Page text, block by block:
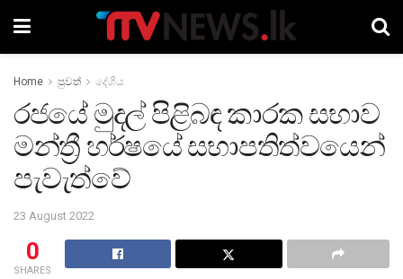
Home පුවත් දේශීය
රජයේ මුදල් පිළිබඳ කාරක සභාව
මන්ත්‍රී හර්ෂයේ සභාපතිත්වයෙන්
පැවැත්වේ
23 August 2022
0
SHARES